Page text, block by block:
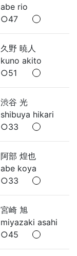
abe rio
○47
久野 暁人
kuno akito
○51
渋谷 光
shibuya hikari
○33
阿部 煌也
abe koya
○33
宮崎 旭
miyazaki asahi
○45